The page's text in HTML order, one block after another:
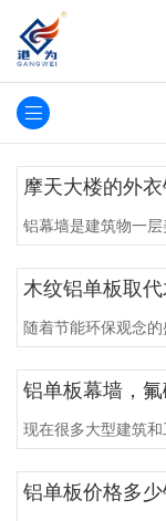
摩天大楼的外
铝幕墙是建筑物一
木纹铝单板取
随着节能环保观念
铝单板幕墙，
现在很多大型建筑
铝单板价格多